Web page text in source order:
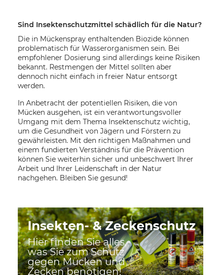
Sind Insektenschutzmittel schädlich für die Natur?
Die in Mückenspray enthaltenden Biozide können
problematisch für Wasserorganismen sein. Bei
empfohlener Dosierung sind allerdings keine Risiken
bekannt. Restmengen der Mittel sollten aber
dennoch nicht einfach in freier Natur entsorgt
werden.
In Anbetracht der potentiellen Risiken, die von
Mücken ausgehen, ist ein verantwortungsvoller
Umgang mit dem Thema Insektenschutz wichtig,
um die Gesundheit von Jägern und Förstern zu
gewährleisten. Mit den richtigen Maßnahmen und
einem fundierten Verständnis für die Prävention
können Sie weiterhin sicher und unbeschwert Ihrer
Arbeit und Ihrer Leidenschaft in der Natur
nachgehen. Bleiben Sie gesund!
Insekten- & Zeckenschutz
Hier finden Sie alles,
was Sie zum Schutz
gegen Mücken und
Zecken benötigen!